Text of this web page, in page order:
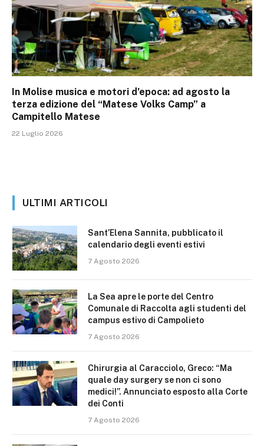
In Molise musica e motori d’epoca: ad agosto la
terza edizione del “Matese Volks Camp” a
Campitello Matese
22 Luglio 2026
ULTIMI ARTICOLI
Sant’Elena Sannita, pubblicato il
calendario degli eventi estivi
7 Agosto 2026
La Sea apre le porte del Centro
Comunale di Raccolta agli studenti del
campus estivo di Campolieto
7 Agosto 2026
Chirurgia al Caracciolo, Greco: “Ma
quale day surgery se non ci sono
medici!”. Annunciato esposto alla Corte
dei Conti
7 Agosto 2026